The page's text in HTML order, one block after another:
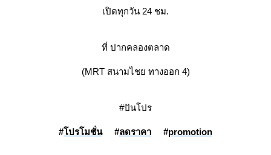
เปิดทุกวัน 24 ชม.
ที่ ปากคลองตลาด
(MRT สนามไชย ทางออก 4)
#ปันโปร
#ปรโมชั่น#ลดราคา #promotion